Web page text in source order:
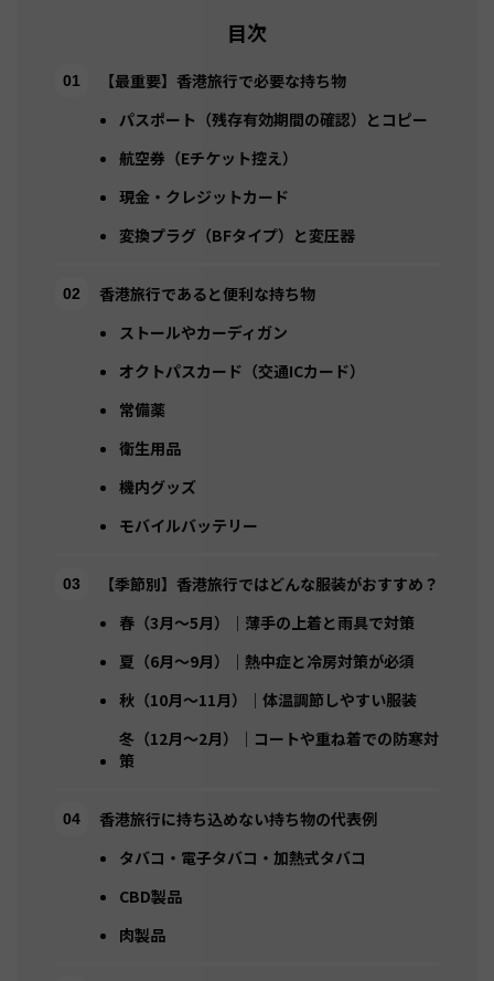
目次
【最重要】香港旅行で必要な持ち物
パスポート（残存有効期間の確認）とコピー
航空券（Eチケット控え）
現金・クレジットカード
変換プラグ（BFタイプ）と変圧器
香港旅行であると便利な持ち物
ストールやカーディガン
オクトパスカード（交通ICカード）
常備薬
衛生用品
機内グッズ
モバイルバッテリー
【季節別】香港旅行ではどんな服装がおすすめ？
春（3月～5月）｜薄手の上着と雨具で対策
夏（6月～9月）｜熱中症と冷房対策が必須
秋（10月～11月）｜体温調節しやすい服装
冬（12月～2月）｜コートや重ね着での防寒対
策
香港旅行に持ち込めない持ち物の代表例
タバコ・電子タバコ・加熱式タバコ
CBD製品
肉製品